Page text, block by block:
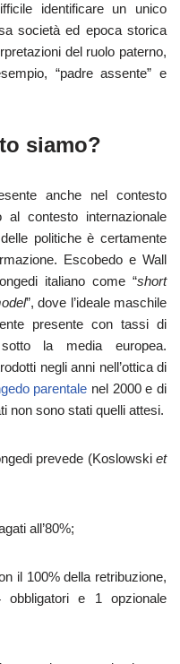
identificare un unico
società ed epoca storica
del ruolo paterno,
“padre assente” e
siamo?
anche nel contesto
contesto internazionale
politiche è certamente
Escobedo e Wall
italiano come “short
”, dove l’ideale maschile
presente con tassi di
sotto la media europea.
negli anni nell’ottica di
parentale nel 2000 e di
non sono stati quelli attesi.
prevede (Koslowski et
all’80%;
il 100% della retribuzione,
e 1 opzionale